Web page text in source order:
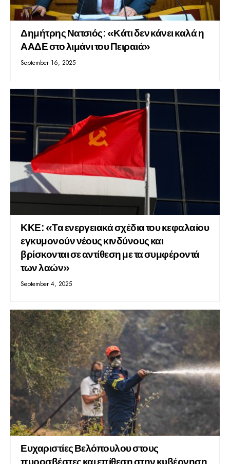
Δημήτρης Νατσιός: «Κάτι δεν κάνει καλά η
ΑΑΔΕ στο λιμάνι του Πειραιά»
September 16, 2025
ΚΚΕ: «Τα ενεργειακά σχέδια του κεφαλαίου
εγκυμονούν νέους κινδύνους και
βρίσκονται σε αντίθεση με τα συμφέροντά
των λαών»
September 4, 2025
Ευχαριστίες Βελόπουλου στους
πυροσβέστες και επίθεση στην κυβέρνηση